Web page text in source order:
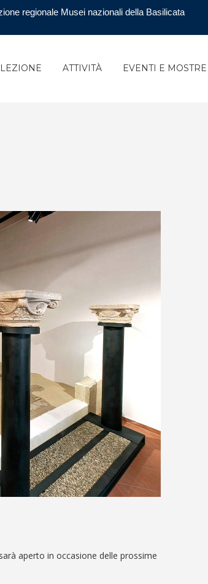
regionale Musei nazionali della Basilicata
ATTIVITÀ EVENTI E MOSTRE
aperto in occasione delle prossime